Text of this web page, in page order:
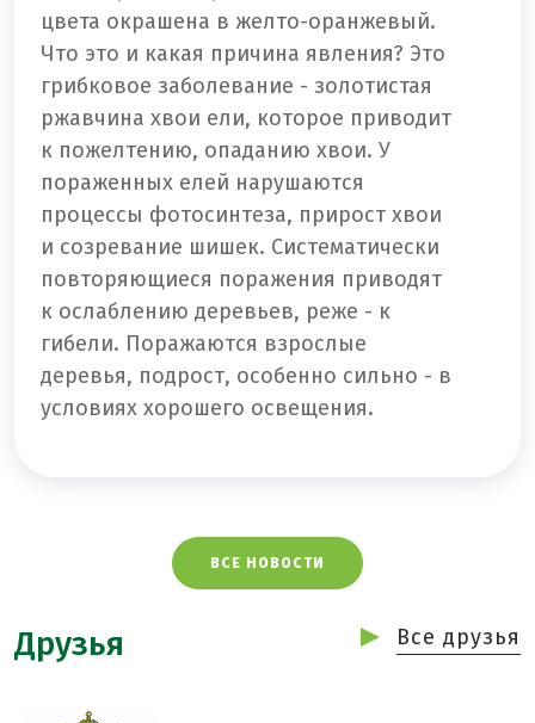
цвета окрашена в желто-оранжевый.
Что это и какая причина явления? Это
грибковое заболевание - золотистая
ржавчина хвои ели, которое приводит
к пожелтению, опаданию хвои. У
пораженных елей нарушаются
процессы фотосинтеза, прирост хвои
и созревание шишек. Систематически
повторяющиеся поражения приводят
к ослаблению деревьев, реже - к
гибели. Поражаются взрослые
деревья, подрост, особенно сильно - в
условиях хорошего освещения.
ВСЕ НОВОСТИ
Друзья Все друзья